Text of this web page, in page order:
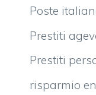
Poste
Prestiti
Prestiti
risparmio